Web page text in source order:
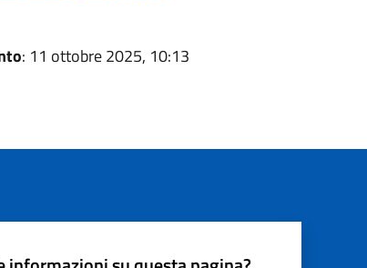
: 11 ottobre 2025, 10:13